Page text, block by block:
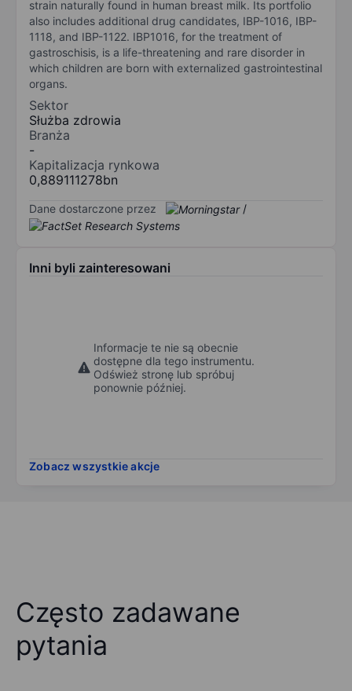
strain naturally found in human breast milk. Its portfolio
also includes additional drug candidates, IBP-1016, IBP-
1118, and IBP-1122. IBP1016, for the treatment of
gastroschisis, is a life-threatening and rare disorder in
which children are born with externalized gastrointestinal
organs.
Sektor
Służba zdrowia
Branża
-
Kapitalizacja rynkowa
0,889111278bn
Dane dostarczone przez /
Inni byli zainteresowani
Informacje te nie są obecnie
dostępne dla tego instrumentu.
Odśwież stronę lub spróbuj
ponownie później.
Zobacz wszystkie akcje
Często zadawane
pytania